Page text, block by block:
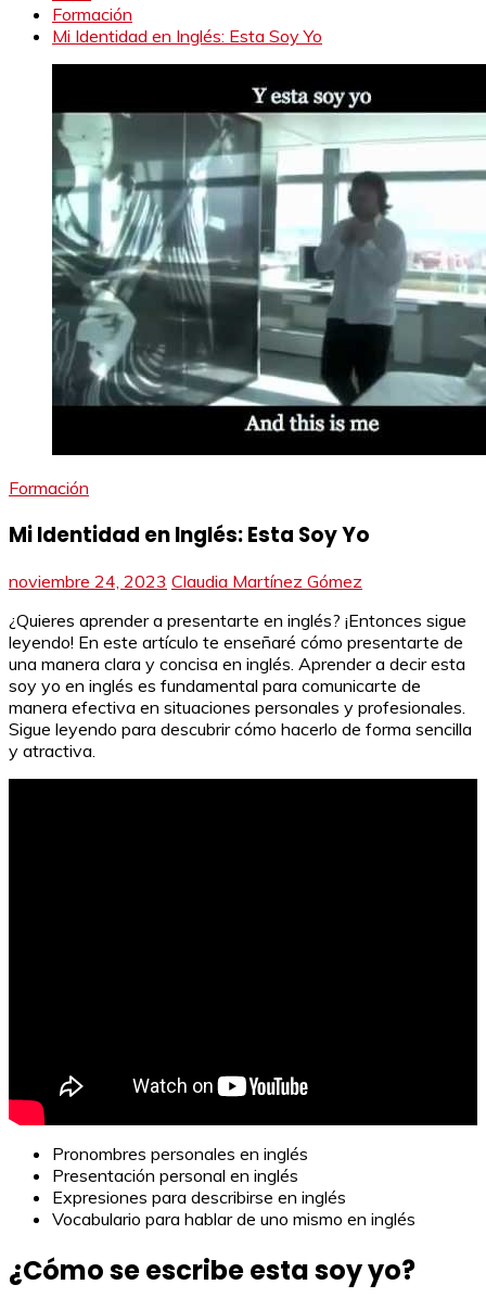
Formación
Mi Identidad en Inglés: Esta Soy Yo
Formación
Mi Identidad en Inglés: Esta Soy Yo
noviembre 24, 2023 Claudia Martínez Gómez
¿Quieres aprender a presentarte en inglés? ¡Entonces sigue
leyendo! En este artículo te enseñaré cómo presentarte de
una manera clara y concisa en inglés. Aprender a decir esta
soy yo en inglés es fundamental para comunicarte de
manera efectiva en situaciones personales y profesionales.
Sigue leyendo para descubrir cómo hacerlo de forma sencilla
y atractiva.
Pronombres personales en inglés
Presentación personal en inglés
Expresiones para describirse en inglés
Vocabulario para hablar de uno mismo en inglés
¿Cómo se escribe esta soy yo?